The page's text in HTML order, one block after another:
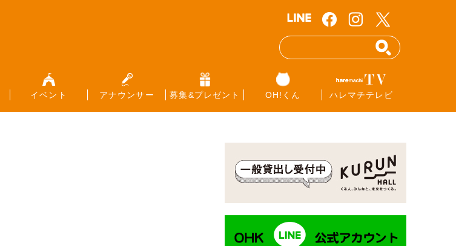
イベント アナウンサー 募集&プレゼント OH!くん ハレマチテレビ